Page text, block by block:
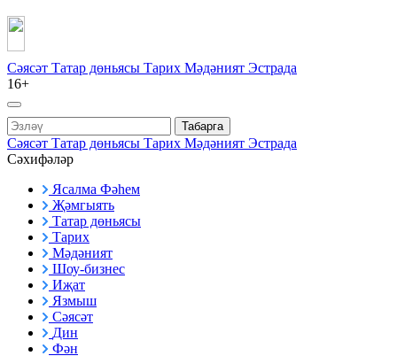
Сәясәт Татар дөньясы Тарих Мәдәният Эстрада
16+
Табарга
Сәясәт Татар дөньясы Тарих Мәдәният Эстрада
Сәхифәләр
Ясалма Фәһем
Җәмгыять
Татар дөньясы
Тарих
Мәдәният
Шоу-бизнес
Иҗат
Язмыш
Сәясәт
Дин
Фән